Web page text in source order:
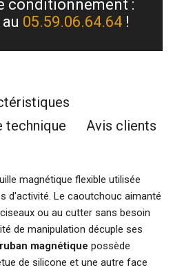
conditionnement :
05.59.06.64.64 !
technique
Avis clients
magnétique flexible utilisée
d'activité. Le caoutchouc aimanté
ou au cutter sans besoin
de manipulation décuple ses
ruban magnétique possède
de silicone et une autre face